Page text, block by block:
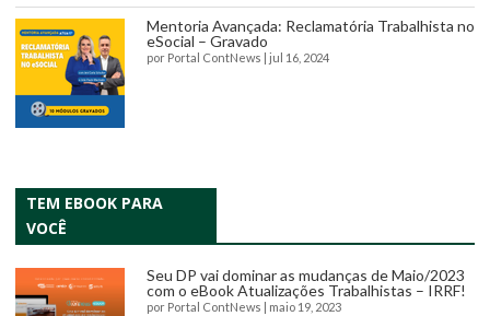
Mentoria Avançada: Reclamatória Trabalhista no
eSocial – Gravado
por Portal ContNews jul 16, 2024
TEM EBOOK PARA
VOCÊ
Seu DP vai dominar as mudanças de Maio/2023
com o eBook Atualizações Trabalhistas – IRRF!
por Portal ContNews maio 19, 2023